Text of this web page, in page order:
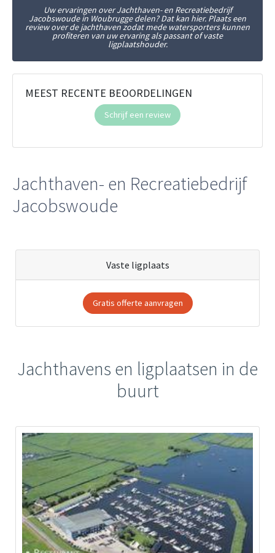
Uw ervaringen over Jachthaven- en Recreatiebedrijf
Jacobswoude in Woubrugge delen? Dat kan hier. Plaats een
review over de jachthaven zodat mede watersporters kunnen
profiteren van uw ervaring als passant of vaste
ligplaatshouder.
MEEST RECENTE BEOORDELINGEN
Schrijf een review
Jachthaven- en Recreatiebedrijf
Jacobswoude
Vaste ligplaats
Gratis offerte aanvragen
Jachthavens en ligplaatsen in de
buurt